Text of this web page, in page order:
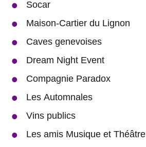
Socar
Maison-Cartier du Lignon
Caves genevoises
Dream Night Event
Compagnie Paradox
Les Automnales
Vins publics
Les amis Musique et Théâtre